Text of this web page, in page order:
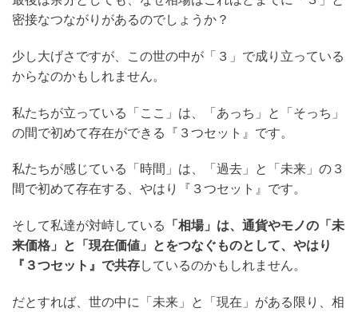
密接なつながりがあるのでしょうか？
少し大げさですが、この世の中が「３」で成り立っている
からなのかもしれません。
私たちが立っている「ここ」は、「あっち」と「そっち」
の間で初めて存在ができる『３つセット』です。
私たちが感じている「時間」は、「過去」と「未来」の３
間で初めて存在する、やはり『３つセット』です。
そして私達が対峙している 「相場」は、通貨やモノの「未
来価格」と「現在価値」とをつなぐものとして、やはり
『３つセット』で共存しているのかもしれません。
だとすれば、世の中に「未来」と「現在」がある限り、相